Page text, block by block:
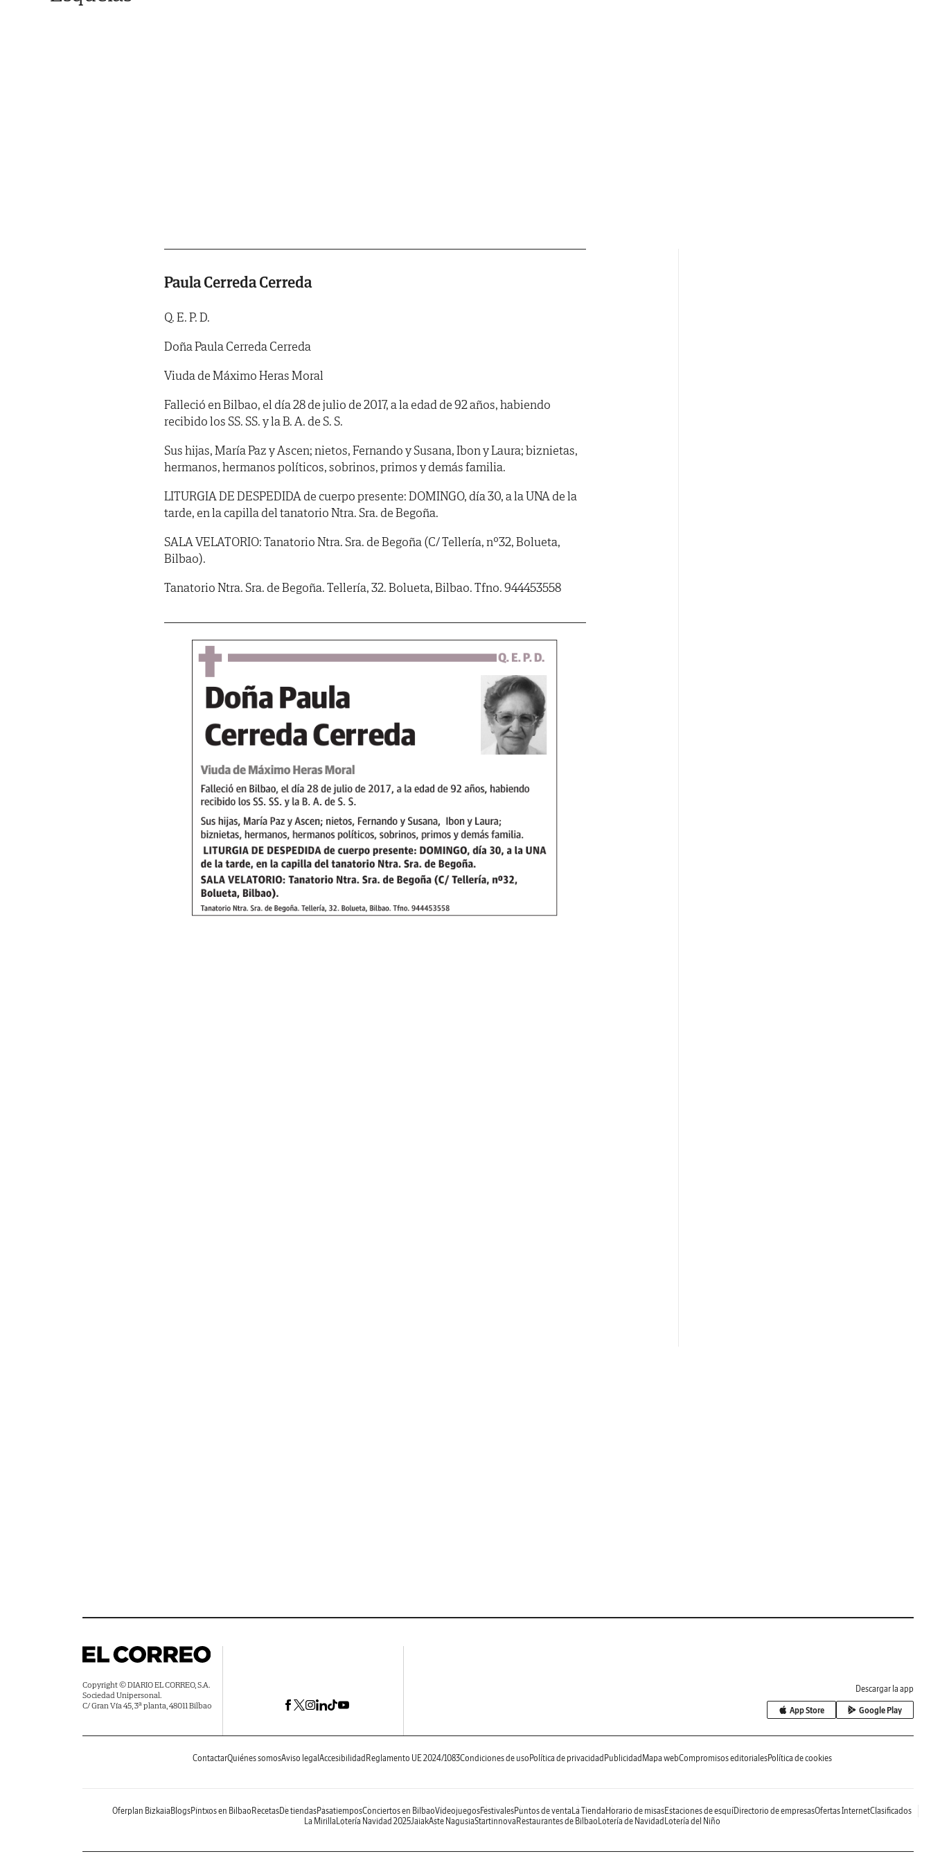
Paula Cerreda Cerreda
Q. E. P. D.
Doña Paula Cerreda Cerreda
Viuda de Máximo Heras Moral
Falleció en Bilbao, el día 28 de julio de 2017, a la edad de 92 años, habiendo
recibido los SS. SS. y la B. A. de S. S.
Sus hijas, María Paz y Ascen; nietos, Fernando y Susana, Ibon y Laura; biznietas,
hermanos, hermanos políticos, sobrinos, primos y demás familia.
LITURGIA DE DESPEDIDA de cuerpo presente: DOMINGO, día 30, a la UNA de la
tarde, en la capilla del tanatorio Ntra. Sra. de Begoña.
SALA VELATORIO: Tanatorio Ntra. Sra. de Begoña (C/ Tellería, nº32, Bolueta,
Bilbao).
Tanatorio Ntra. Sra. de Begoña. Tellería, 32. Bolueta, Bilbao. Tfno. 944453558
Copyright © DIARIO EL CORREO, S.A.
Sociedad Unipersonal.
C/ Gran Vía 45, 3ª planta, 48011 Bilbao
Descargar la app
App Store Google Play
ContactarQuiénes somosAviso legal Accesibilidad Reglamento UE 2024/1083Condiciones de uso Política de privacidad Publicidad Mapa webCompromisos editorialesPolítica de cookies
Oferplan Bizkaia BlogsPintxos en Bilbao RecetasDe tiendasPasatiemposConciertos en BilbaoVideojuegosFestivalesPuntos de venta La Tienda Horario de misasEstaciones de esquíDirectorio de empresasOfertas InternetClasificados
La Mirilla Lotería Navidad 2025JaiakAste NagusiaStartinnova Restaurantes de Bilbao Lotería de Navidad Lotería del Niño